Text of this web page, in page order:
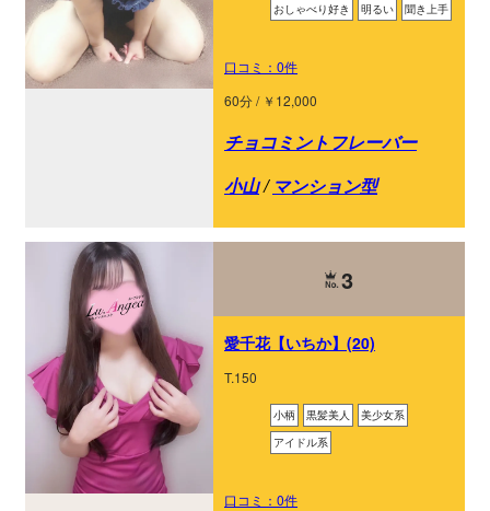
おしゃべり好き
明るい 聞き上手
口コミ：0件
60分 / ￥12,000
チョコミントフレーバー
小山/ マンション型
3
愛千花【いちか】(20)
T.150
小柄 黒髪美人
美少女系
アイドル系
口コミ：0件